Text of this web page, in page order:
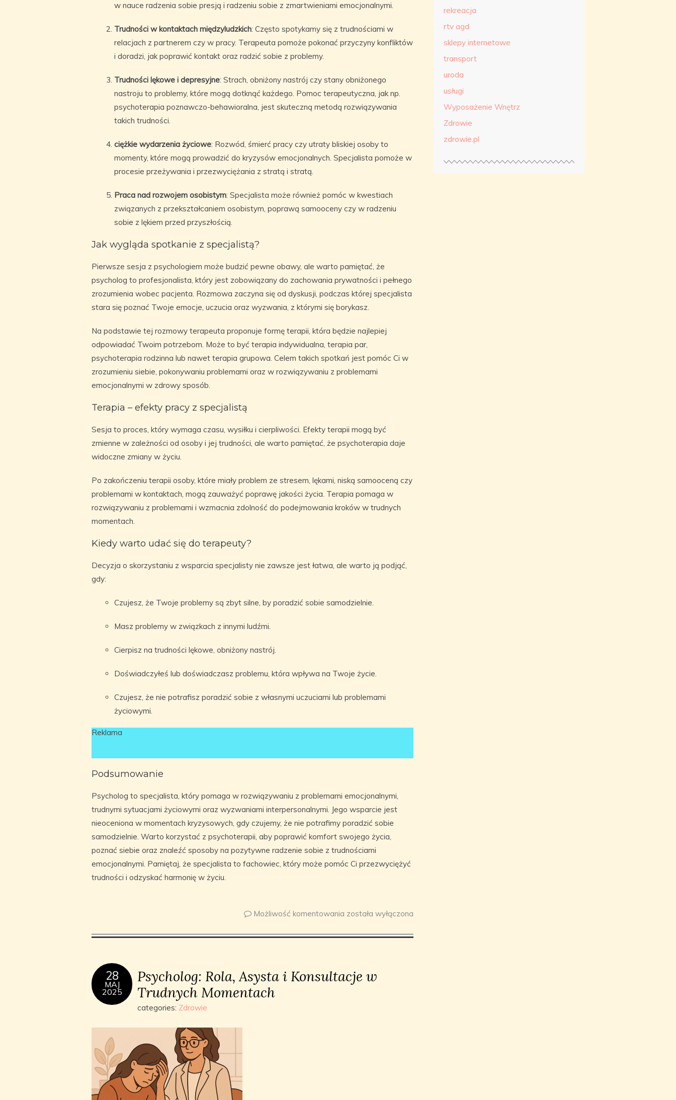
w nauce radzenia sobie presją i radzeniu sobie z zmartwieniami emocjonalnymi.
Trudności w kontaktach międzyludzkich: Często spotykamy się z trudnościami w
relacjach z partnerem czy w pracy. Terapeuta pomoże pokonać przyczyny konfliktów
i doradzi, jak poprawić kontakt oraz radzić sobie z problemy.
Trudności lękowe i depresyjne: Strach, obniżony nastrój czy stany obniżonego
nastroju to problemy, które mogą dotknąć każdego. Pomoc terapeutyczna, jak np.
psychoterapia poznawczo-behawioralna, jest skuteczną metodą rozwiązywania
takich trudności.
ciężkie wydarzenia życiowe: Rozwód, śmierć pracy czy utraty bliskiej osoby to
momenty, które mogą prowadzić do kryzysów emocjonalnych. Specjalista pomoże w
procesie przeżywania i przezwyciężania z stratą i stratą.
Praca nad rozwojem osobistym: Specjalista może również pomóc w kwestiach
związanych z przekształcaniem osobistym, poprawą samooceny czy w radzeniu
sobie z lękiem przed przyszłością.
Jak wygląda spotkanie z specjalistą?
Pierwsze sesja z psychologiem może budzić pewne obawy, ale warto pamiętać, że
psycholog to profesjonalista, który jest zobowiązany do zachowania prywatności i pełnego
zrozumienia wobec pacjenta. Rozmowa zaczyna się od dyskusji, podczas której specjalista
stara się poznać Twoje emocje, uczucia oraz wyzwania, z którymi się borykasz.
Na podstawie tej rozmowy terapeuta proponuje formę terapii, która będzie najlepiej
odpowiadać Twoim potrzebom. Może to być terapia indywidualna, terapia par,
psychoterapia rodzinna lub nawet terapia grupowa. Celem takich spotkań jest pomóc Ci w
zrozumieniu siebie, pokonywaniu problemami oraz w rozwiązywaniu z problemami
emocjonalnymi w zdrowy sposób.
Terapia – efekty pracy z specjalistą
Sesja to proces, który wymaga czasu, wysiłku i cierpliwości. Efekty terapii mogą być
zmienne w zależności od osoby i jej trudności, ale warto pamiętać, że psychoterapia daje
widoczne zmiany w życiu.
Po zakończeniu terapii osoby, które miały problem ze stresem, lękami, niską samooceną czy
problemami w kontaktach, mogą zauważyć poprawę jakości życia. Terapia pomaga w
rozwiązywaniu z problemami i wzmacnia zdolność do podejmowania kroków w trudnych
momentach.
Kiedy warto udać się do terapeuty?
Decyzja o skorzystaniu z wsparcia specjalisty nie zawsze jest łatwa, ale warto ją podjąć,
gdy:
Czujesz, że Twoje problemy są zbyt silne, by poradzić sobie samodzielnie.
Masz problemy w związkach z innymi ludźmi.
Cierpisz na trudności lękowe, obniżony nastrój.
Doświadczyłeś lub doświadczasz problemu, która wpływa na Twoje życie.
Czujesz, że nie potrafisz poradzić sobie z własnymi uczuciami lub problemami
życiowymi.
Reklama
Podsumowanie
Psycholog to specjalista, który pomaga w rozwiązywaniu z problemami emocjonalnymi,
trudnymi sytuacjami życiowymi oraz wyzwaniami interpersonalnymi. Jego wsparcie jest
nieoceniona w momentach kryzysowych, gdy czujemy, że nie potrafimy poradzić sobie
samodzielnie. Warto korzystać z psychoterapii, aby poprawić komfort swojego życia,
poznać siebie oraz znaleźć sposoby na pozytywne radzenie sobie z trudnościami
emocjonalnymi. Pamiętaj, że specjalista to fachowiec, który może pomóc Ci przezwyciężyć
trudności i odzyskać harmonię w życiu.
Możliwość komentowania została wyłączona
28
MAJ
2025
Psycholog: Rola, Asysta i Konsultacje w
Trudnych Momentach
categories: Zdrowie
rekreacja
rtv agd
sklepy internetowe
transport
uroda
usługi
Wyposażenie Wnętrz
Zdrowie
zdrowie.pl